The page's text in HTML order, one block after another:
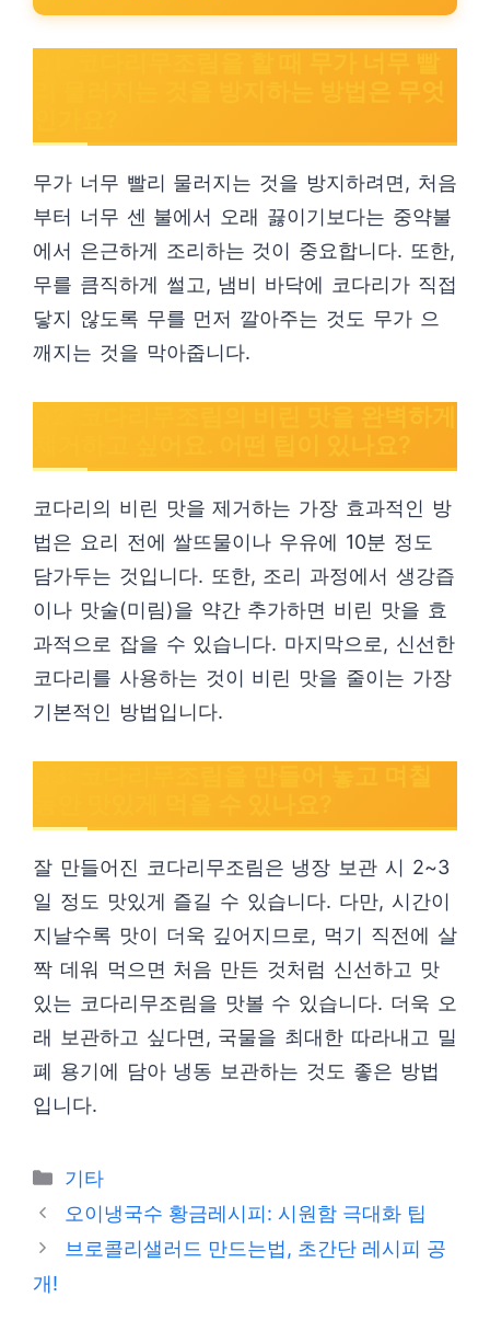
무가 너무 빨리 물러지는 것을 방지하려면, 처음
부터 너무 센 불에서 오래 끓이기보다는 중약불
에서 은근하게 조리하는 것이 중요합니다. 또한,
무를 큼직하게 썰고, 냄비 바닥에 코다리가 직접
닿지 않도록 무를 먼저 깔아주는 것도 무가 으
깨지는 것을 막아줍니다.
코다리의 비린 맛을 제거하는 가장 효과적인 방
법은 요리 전에 쌀뜨물이나 우유에 10분 정도
담가두는 것입니다. 또한, 조리 과정에서 생강즙
이나 맛술(미림)을 약간 추가하면 비린 맛을 효
과적으로 잡을 수 있습니다. 마지막으로, 신선한
코다리를 사용하는 것이 비린 맛을 줄이는 가장
기본적인 방법입니다.
잘 만들어진 코다리무조림은 냉장 보관 시 2~3
일 정도 맛있게 즐길 수 있습니다. 다만, 시간이
지날수록 맛이 더욱 깊어지므로, 먹기 직전에 살
짝 데워 먹으면 처음 만든 것처럼 신선하고 맛
있는 코다리무조림을 맛볼 수 있습니다. 더욱 오
래 보관하고 싶다면, 국물을 최대한 따라내고 밀
폐 용기에 담아 냉동 보관하는 것도 좋은 방법
입니다.
Categories
기타
오이냉국수 황금레시피: 시원함 극대화 팁
브로콜리샐러드 만드는법, 초간단 레시피 공
개!